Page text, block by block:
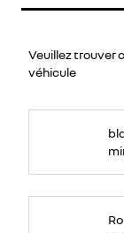
Veuillez trouver
véhicule